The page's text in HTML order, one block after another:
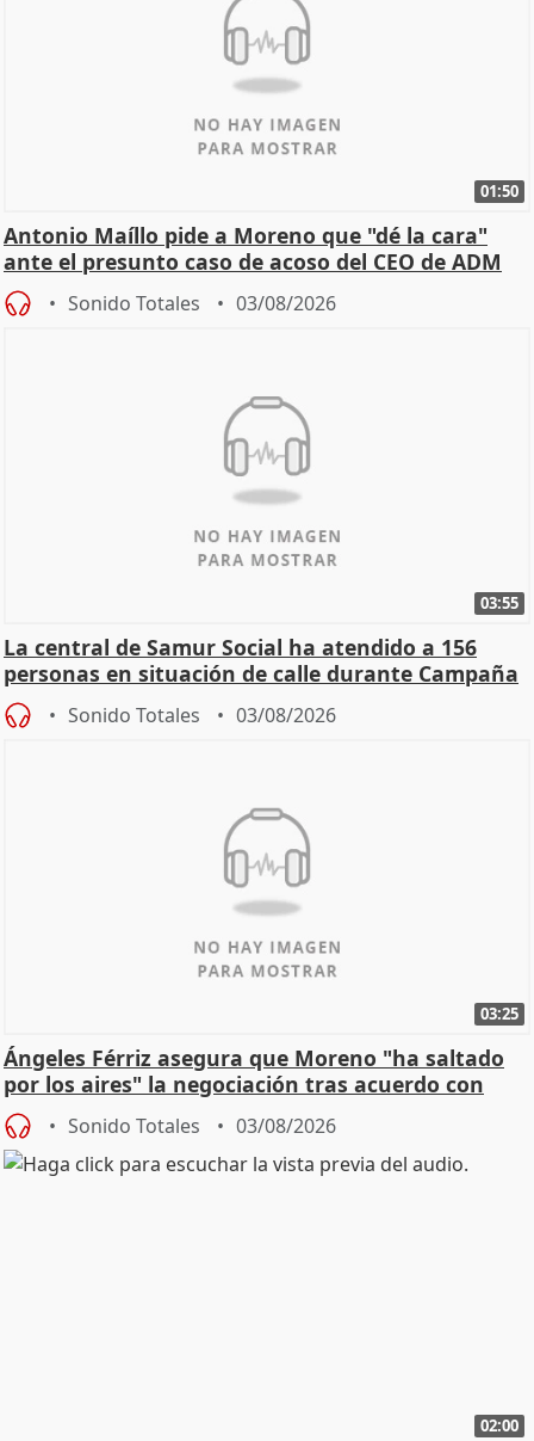
01:50
Antonio Maíllo pide a Moreno que "dé la cara"
ante el presunto caso de acoso del CEO de ADM
Sonido Totales 03/08/2026
03:55
La central de Samur Social ha atendido a 156
personas en situación de calle durante Campaña
de Calor
Sonido Totales 03/08/2026
03:25
Ángeles Férriz asegura que Moreno "ha saltado
por los aires" la negociación tras acuerdo con
SMA
Sonido Totales 03/08/2026
02:00